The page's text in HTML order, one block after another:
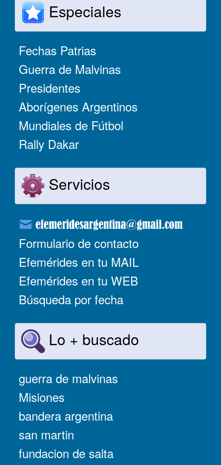
Especiales
Fechas Patrias
Guerra de Malvinas
Presidentes
Aborígenes Argentinos
Mundiales de Fútbol
Rally Dakar
Servicios
Formulario de contacto
Efemérides en tu MAIL
Efemérides en tu WEB
Búsqueda por fecha
Lo + buscado
guerra de malvinas
Misiones
bandera argentina
san martin
fundacion de salta